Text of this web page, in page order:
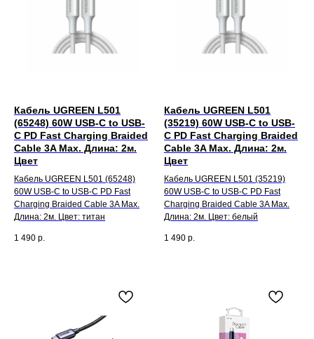
Кабель UGREEN L501
(65248) 60W USB-C to USB-
C PD Fast Charging Braided
Cable 3A Max. Длина: 2м.
Цвет
Кабель UGREEN L501 (65248)
60W USB-C to USB-C PD Fast
Charging Braided Cable 3A Max.
Длина: 2м. Цвет: титан
1 490 р.
Кабель UGREEN L501
(35219) 60W USB-C to USB-
C PD Fast Charging Braided
Cable 3A Max. Длина: 2м.
Цвет
Кабель UGREEN L501 (35219)
60W USB-C to USB-C PD Fast
Charging Braided Cable 3A Max.
Длина: 2м. Цвет: белый
1 490 р.